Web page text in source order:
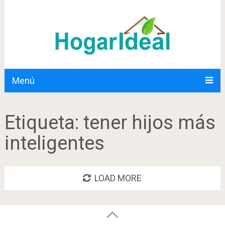
Menú
Etiqueta: tener hijos más
inteligentes
LOAD MORE